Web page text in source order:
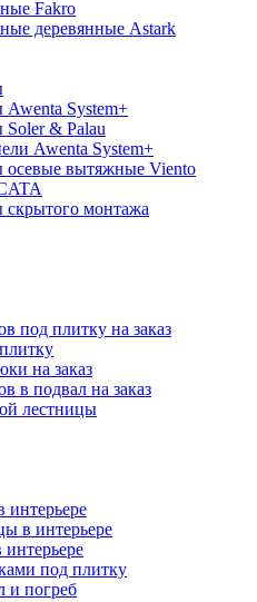
Fakro
деревянные Astark
System+
& Palau
Awenta System+
осевые вытяжные Viento
скрытого монтажа
под плитку на заказ
на заказ
в подвал на заказ
лестницы
в интерьере
под плитку
и погреб